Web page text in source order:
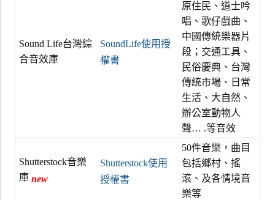
Sound Life台灣綜
合音效庫
SoundLife使用授
權書
原住民、道士吟
唱、歌仔戲曲、
中國傳統樂器片
段；交通工具、
民俗慶典、台灣
傳統市場、日常
生活、大自然、
辦公室動物人
聲… .等音效
Shutterstock音樂
庫 new
Shutterstock使用
授權書
50件音樂，曲目
包括鄉村、搖
滾、及各情境音
樂等